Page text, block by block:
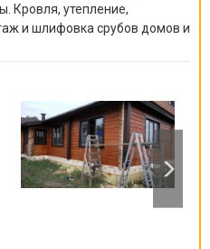
Кровля, утепление,
и шлифовка срубов домов и